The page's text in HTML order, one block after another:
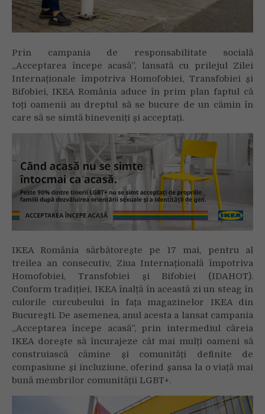
Prin campania de responsabilitate socială
„Acceptarea începe acasă”, lansată cu prilejul Zilei
Internaționale împotriva Homofobiei, Transfobiei și
Bifobiei, IKEA România aduce în prim plan faptul că
toți oamenii au dreptul să se bucure de un cămin în
care să se simtă bineveniți și acceptați.
IKEA România sărbătorește pe 17 mai, pentru al
treilea an consecutiv, Ziua Internațională împotriva
Homofobiei, Transfobiei și Bifobiei (IDAHOT).
Conform tradiției, IKEA înalță în această zi un steag în
culorile curcubeului în fața magazinelor IKEA din
București. De asemenea, anul acesta a lansat campania
„Acceptarea începe acasă”, prin intermediul căreia
IKEA dorește să încurajeze cât mai mulți oameni să
construiască cămine și comunități definite de
compasiune și incluziune, oferind șansa la o viață mai
bună membrilor comunității LGBT+.